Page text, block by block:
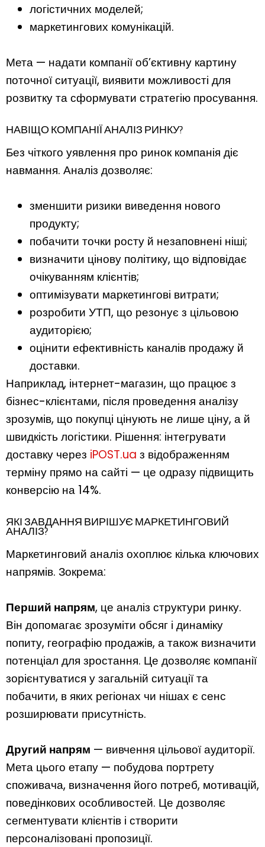
логістичних моделей;
маркетингових комунікацій.
Мета — надати компанії об’єктивну картину
поточної ситуації, виявити можливості для
розвитку та сформувати стратегію просування.
НАВІЩО КОМПАНІЇ АНАЛІЗ РИНКУ?
Без чіткого уявлення про ринок компанія діє
навмання. Аналіз дозволяє:
зменшити ризики виведення нового
продукту;
побачити точки росту й незаповнені ніші;
визначити цінову політику, що відповідає
очікуванням клієнтів;
оптимізувати маркетингові витрати;
розробити УТП, що резонує з цільовою
аудиторією;
оцінити ефективність каналів продажу й
доставки.
Наприклад, інтернет-магазин, що працює з
бізнес-клієнтами, після проведення аналізу
зрозумів, що покупці цінують не лише ціну, а й
швидкість логістики. Рішення: інтегрувати
доставку через iPOST.ua з відображенням
терміну прямо на сайті — це одразу підвищить
конверсію на 14%.
ЯКІ ЗАВДАННЯ ВИРІШУЄ МАРКЕТИНГОВИЙ
АНАЛІЗ?
Маркетинговий аналіз охоплює кілька ключових
напрямів. Зокрема:
Перший напрям, це аналіз структури ринку.
Він допомагає зрозуміти обсяг і динаміку
попиту, географію продажів, а також визначити
потенціал для зростання. Це дозволяє компанії
зорієнтуватися у загальній ситуації та
побачити, в яких регіонах чи нішах є сенс
розширювати присутність.
Другий напрям — вивчення цільової аудиторії.
Мета цього етапу — побудова портрету
споживача, визначення його потреб, мотивацій,
поведінкових особливостей. Це дозволяє
сегментувати клієнтів і створити
персоналізовані пропозиції.